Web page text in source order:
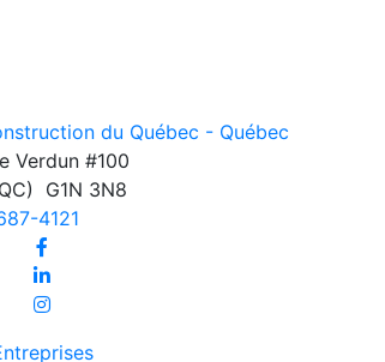
Verdun #100
G1N 3N8
4121